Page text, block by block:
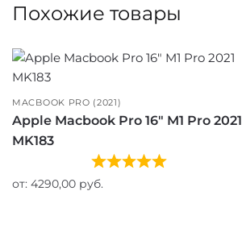
Похожие товары
MACBOOK PRO (2021)
Apple Macbook Pro 16″ M1 Pro 2021
MK183
от: 4290,00 руб.